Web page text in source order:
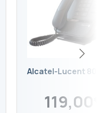
Alcatel-Lucent
119,00